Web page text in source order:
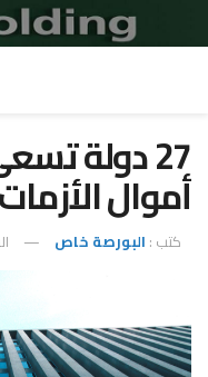
27 دولة
أموال
كتب : البورصة خاص